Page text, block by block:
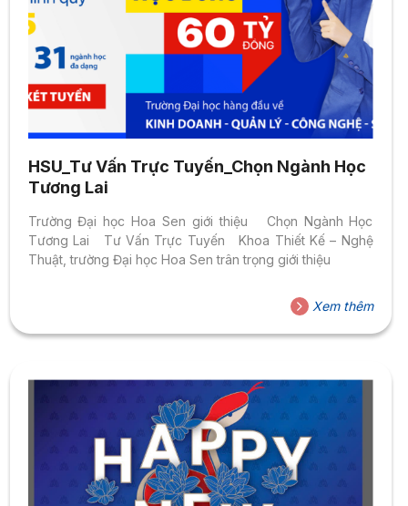
HSU_Tư Vấn Trực Tuyến_Chọn Ngành Học
Tương Lai
Trường Đại học Hoa Sen giới thiệu Chọn Ngành Học
Tương Lai Tư Vấn Trực Tuyến Khoa Thiết Kế – Nghệ
Thuật, trường Đại học Hoa Sen trân trọng giới thiệu
Xem thêm